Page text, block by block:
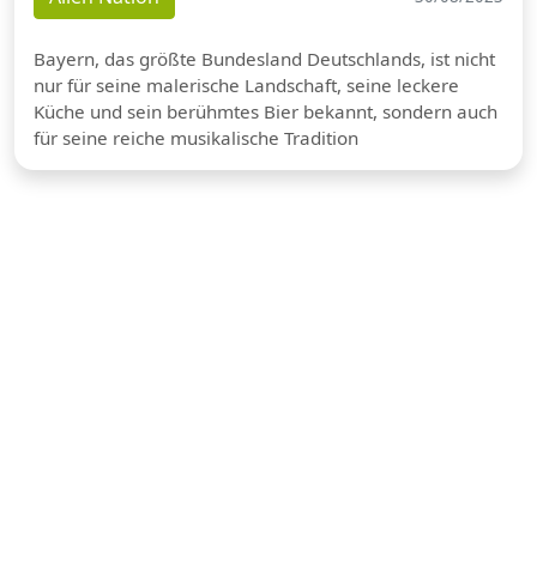
Bayern, das größte Bundesland Deutschlands, ist nicht
nur für seine malerische Landschaft, seine leckere
Küche und sein berühmtes Bier bekannt, sondern auch
für seine reiche musikalische Tradition